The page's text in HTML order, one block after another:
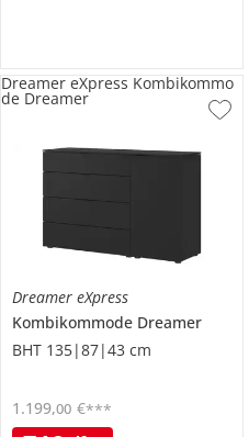
Dreamer eXpress
Kombikommode Dreamer
BHT 135|87|43 cm
1.199,00 €***
Dreamer eXpress Kombikommo
de Dreamer